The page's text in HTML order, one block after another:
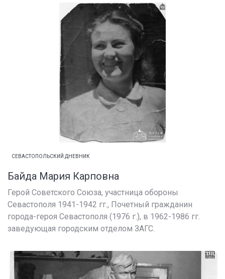
СЕВАСТОПОЛЬСКИЙ ДНЕВНИК
Байда Мария Карповна
Герой Советского Союза, участница обороны
Севастополя 1941-1942 гг., Почетный гражданин
города-героя Севастополя (1976 г.), в 1962-1986 гг.
заведующая городским отделом ЗАГС.